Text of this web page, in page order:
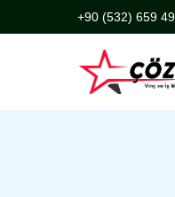
+90 (532) 659